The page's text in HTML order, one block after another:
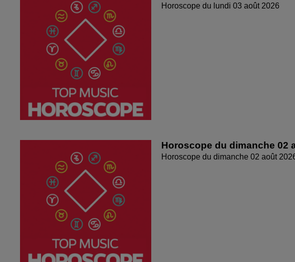
Horoscope du lundi 03 août 2026
Horoscope du dimanche 02
Horoscope du dimanche 02 août